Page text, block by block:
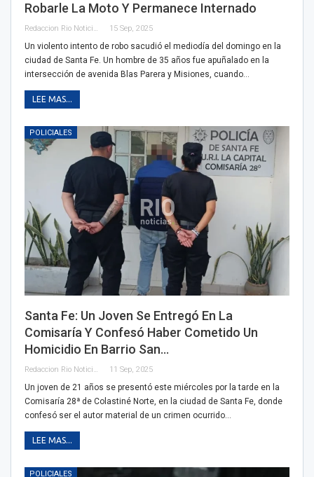
Robarle La Moto Y Permanece Internado
Redaccion Rio Noticias 15 Sep, 2025
Un violento intento de robo sacudió el mediodía del domingo en la
ciudad de Santa Fe. Un hombre de 35 años fue apuñalado en la
intersección de avenida Blas Parera y Misiones, cuando…
LEE MAS...
POLICIALES
Santa Fe: Un Joven Se Entregó En La
Comisaría Y Confesó Haber Cometido Un
Homicidio En Barrio San…
Redaccion Rio Noticias 11 Sep, 2025
Un joven de 21 años se presentó este miércoles por la tarde en la
Comisaría 28ª de Colastiné Norte, en la ciudad de Santa Fe, donde
confesó ser el autor material de un crimen ocurrido…
LEE MAS...
POLICIALES